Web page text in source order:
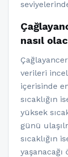
nasıl
verileri
içerisinde
sıcaklığın
yüksek
günü
sıcaklığın